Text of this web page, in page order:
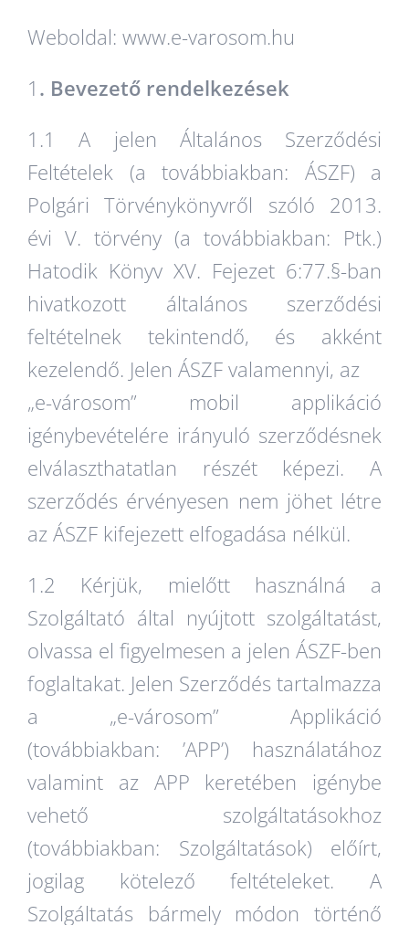
Weboldal: www.e-varosom.hu
1 . Bevezető rendelkezések
1.1 A jelen Általános Szerződési
Feltételek (a továbbiakban: ÁSZF) a
Polgári Törvénykönyvről szóló 2013.
évi V. törvény (a továbbiakban: Ptk.)
Hatodik Könyv XV. Fejezet 6:77.§-ban
hivatkozott általános szerződési
feltételnek tekintendő, és akként
kezelendő. Jelen ÁSZF valamennyi, az
„e-városom” mobil applikáció
igénybevételére irányuló szerződésnek
elválaszthatatlan részét képezi. A
szerződés érvényesen nem jöhet létre
az ÁSZF kifejezett elfogadása nélkül.
1.2 Kérjük, mielőtt használná a
Szolgáltató által nyújtott szolgáltatást,
olvassa el figyelmesen a jelen ÁSZF-ben
foglaltakat. Jelen Szerződés tartalmazza
a „e-városom” Applikáció
(továbbiakban: ’APP’) használatához
valamint az APP keretében igénybe
vehető szolgáltatásokhoz
(továbbiakban: Szolgáltatások) előírt,
jogilag kötelező feltételeket. A
Szolgáltatás bármely módon történő